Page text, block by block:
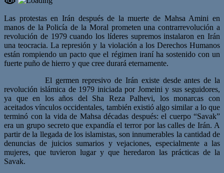
Las protestas en Irán después de la muerte de Mahsa Amini en
manos de la Policía de la Moral prometen una contrarrevolución a
revolución de 1979 cuando los líderes supremos instalaron en Irán
una teocracia. La represión y la violación a los Derechos Humanos
están rompiendo un pacto que el régimen iraní ha sostenido con un
fuerte puño de hierro y que cree durará eternamente.
El germen represivo de Irán existe desde antes de la
revolución islámica de 1979 iniciada por Jomeini y sus seguidores,
ya que en los años del Sha Reza Palhevi, los monarcas con
aceitados vínculos occidentales, también existió algo similar a lo que
terminó con la vida de Mahsa décadas después: el cuerpo “Savak”
era un grupo secreto que expandía el terror por las calles de Irán. A
partir de la llegada de los islamistas, son innumerables la cantidad de
denuncias de juicios sumarios y vejaciones, especialmente a las
mujeres, que tuvieron lugar y que heredaron las prácticas de la
Savak.